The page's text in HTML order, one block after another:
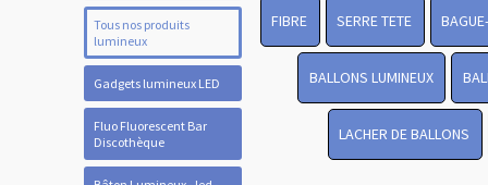
Tous nos produits
lumineux
Gadgets lumineux LED
Fluo Fluorescent Bar
Discothèque
FIBRE SERRE TETE
BALLONS LUMINEUX
LACHER DE BALLONS